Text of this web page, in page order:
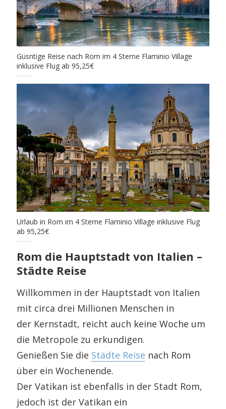
Güsntige Reise nach Rom im 4 Sterne Flaminio Village
inklusive Flug ab 95,25€
Urlaub in Rom im 4 Sterne Flaminio Village inklusive Flug
ab 95,25€
Rom die Hauptstadt von Italien –
Städte Reise
Willkommen in der Hauptstadt von Italien
mit circa drei Millionen Menschen in
der Kernstadt, reicht auch keine Woche um
die Metropole zu erkundigen.
Genießen Sie die Städte Reise nach Rom
über ein Wochenende.
Der Vatikan ist ebenfalls in der Stadt Rom,
jedoch ist der Vatikan ein